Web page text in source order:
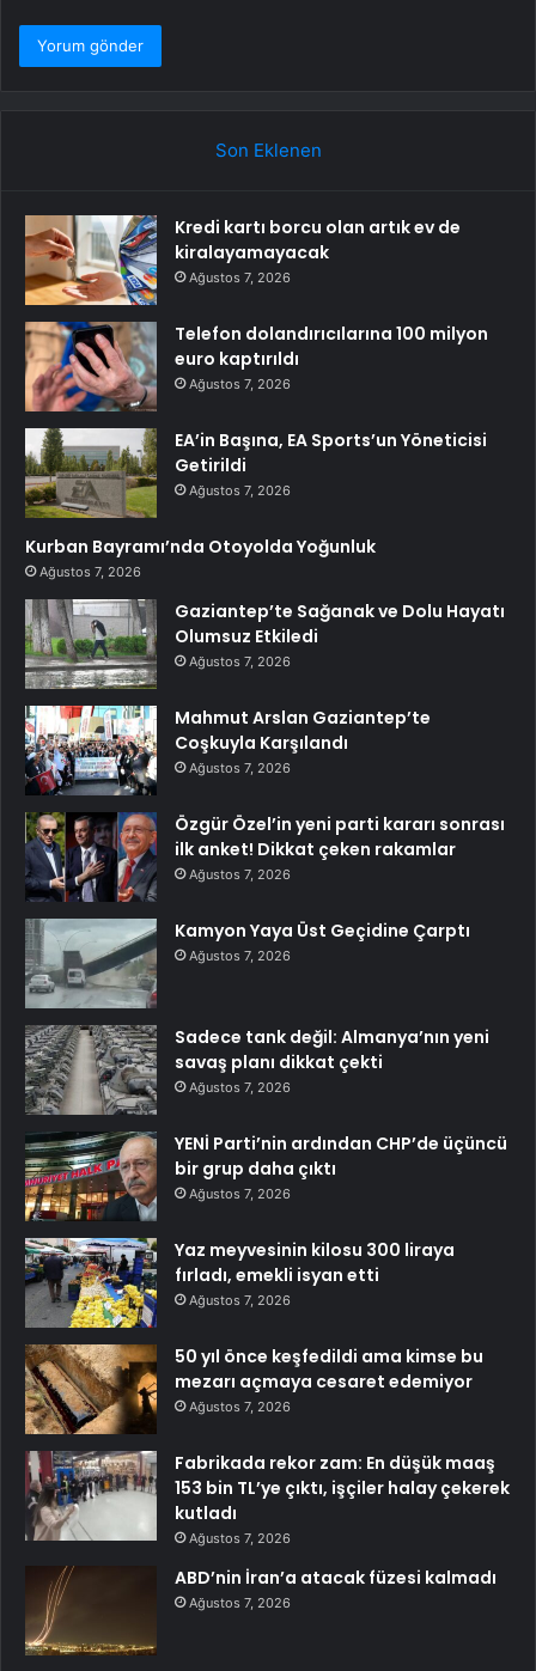
Son Eklenen
Kredi kartı borcu olan artık ev de
kiralayamayacak
Ağustos 7, 2026
Telefon dolandırıcılarına 100 milyon
euro kaptırıldı
Ağustos 7, 2026
EA’in Başına, EA Sports’un Yöneticisi
Getirildi
Ağustos 7, 2026
Kurban Bayramı’nda Otoyolda Yoğunluk
Ağustos 7, 2026
Gaziantep’te Sağanak ve Dolu Hayatı
Olumsuz Etkiledi
Ağustos 7, 2026
Mahmut Arslan Gaziantep’te
Coşkuyla Karşılandı
Ağustos 7, 2026
Özgür Özel’in yeni parti kararı sonrası
ilk anket! Dikkat çeken rakamlar
Ağustos 7, 2026
Kamyon Yaya Üst Geçidine Çarptı
Ağustos 7, 2026
Sadece tank değil: Almanya’nın yeni
savaş planı dikkat çekti
Ağustos 7, 2026
YENİ Parti’nin ardından CHP’de üçüncü
bir grup daha çıktı
Ağustos 7, 2026
Yaz meyvesinin kilosu 300 liraya
fırladı, emekli isyan etti
Ağustos 7, 2026
50 yıl önce keşfedildi ama kimse bu
mezarı açmaya cesaret edemiyor
Ağustos 7, 2026
Fabrikada rekor zam: En düşük maaş
153 bin TL’ye çıktı, işçiler halay çekerek
kutladı
Ağustos 7, 2026
ABD’nin İran’a atacak füzesi kalmadı
Ağustos 7, 2026